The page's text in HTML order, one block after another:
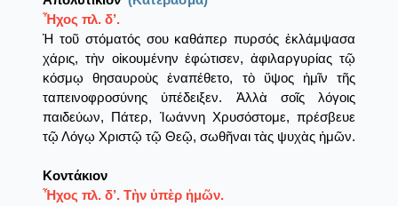
Ἦχος πλ. δ’.
Ἡ τοῦ στόματός σου καθάπερ πυρσός ἐκλάμψασα
χάρις, τὴν οἰκουμένην ἐφώτισεν, ἀφιλαργυρίας τῷ
κόσμῳ θησαυροὺς ἐναπέθετο, τὸ ὕψος ἡμῖν τῆς
ταπεινοφροσύνης ὑπέδειξεν. Ἀλλὰ σοῖς λόγοις
παιδεύων, Πάτερ, Ἰωάννη Χρυσόστομε, πρέσβευε
τῷ Λόγῳ Χριστῷ τῷ Θεῷ, σωθῆναι τὰς ψυχὰς ἡμῶν.
Κοντάκιον
Ἦχος πλ. δ’. Τὴν ὑπὲρ ἡμῶν.